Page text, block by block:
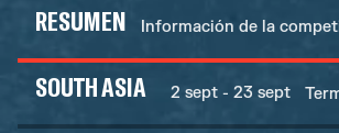
RESUMEN Información de la
SOUTH ASIA 2 sept - 23 sept